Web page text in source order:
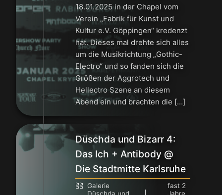
18.01.2025 in der Chapel vom
Verein „Fabrik für Kunst und
Kultur e.V. Göppingen“ kredenzt
hat. Dieses mal drehte sich alles
um die Musikrichtung „Gothic-
Electro“ und so fanden sich die
Größen der Aggrotech und
Hellectro Szene an diesem
Abend ein und brachten die […]
Düschda und Bizarr 4:
Das Ich + Antibody @
Die Stadtmitte Karlsruhe
Galerie
fast 2